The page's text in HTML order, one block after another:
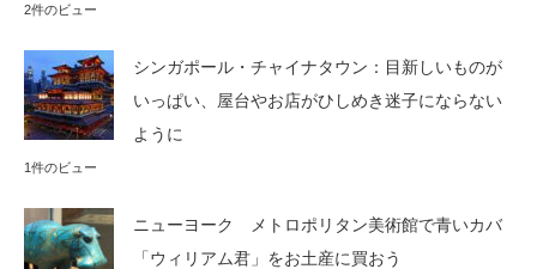
2件のビュー
シンガポール・チャイナタウン：目新しいものが
いっぱい、屋台やお店がひしめき迷子にならない
ように
1件のビュー
ニューヨーク メトロポリタン美術館で青いカバ
「ウィリアム君」をお土産に買おう